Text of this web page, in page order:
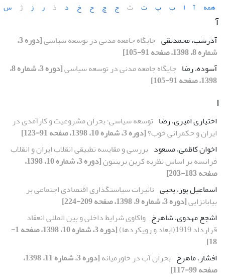
همه آ ا ب پ ت ث ج چ ح خ د ذ ر ز ژ س
آ
آذرشب، محمدتقی جایگاه جامعه مدنی در توسعه سیاسی
[دوره 3،
شماره 8، 1398، صفحه 91-105]
آسوده، رضا جایگاه جامعه مدنی در توسعه سیاسی
[دوره 3، شماره 8،
1398، صفحه 91-105]
ا
اختیاری امیری، رضا توسعه سیاسی؛ بحران مشروعیت و کارآمدی در
ایران و حکمرانی خوب؟[دوره 3، شماره 10، 1398، صفحه 91-123]
اخوان کاظمی، مسعود بررسی و مقایسه تطبیقی انقلاب ایران و انقلاب
فرانسه بر اساس نظریه کرین برینتون
[دوره 3، شماره 10، 1398،
صفحه 183-203]
اسماعیل پور، یحیی تاثیرات سیاستگذاری اقتصادی اجتماعی بر
بیابانزایی[دوره 3، شماره 9، 1398، صفحه 209-224]
اشجع مهدوی، شاهرخ واکاوی شرایط داخلی و بین المللی انعقاد
قرارداد 1919(ابعاد و رویکردها)
[دوره 3، شماره 10، 1398، صفحه 1-
18]
افشار، ماهرخ بحران آب در خاورمیانه
[دوره 3، شماره 11، 1398،
صفحه 99-117]